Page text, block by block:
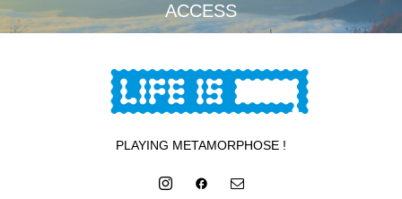
ACCESS
PLAYING METAMORPHOSE !